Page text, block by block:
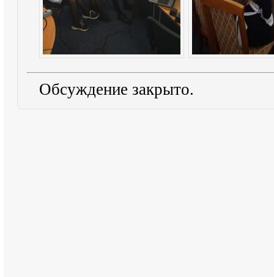
Обсуждение закрыто.